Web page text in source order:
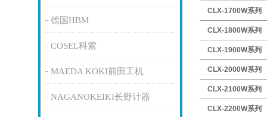
德国HBM
COSEL科索
MAEDA KOKI前田工机
NAGANOKEIKI长野计器
CLX-1700W系列
CLX-1800W系列
CLX-1900W系列
CLX-2000W系列
CLX-2100W系列
CLX-2200W系列